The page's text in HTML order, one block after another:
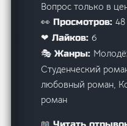
Вопрос только в
👀 Просмотров:48
❤ Лайков:6
🎭 Жанры:
Студенческий
любовный роман,
роман